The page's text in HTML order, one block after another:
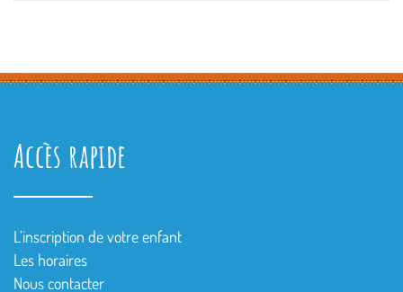
Accès rapide
L’inscription de votre enfant
Les horaires
Nous contacter